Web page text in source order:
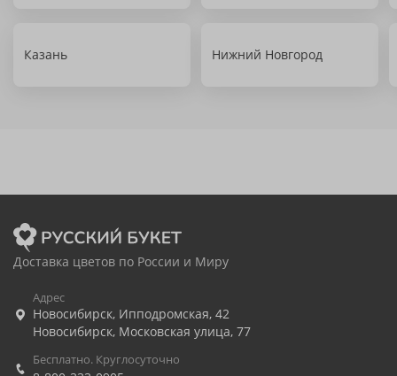
Казань Нижний Новгород
Доставка цветов по России и Миру
Адрес
Новосибирск, Ипподромская, 42
Новосибирск, Московская улица, 77
Бесплатно. Круглосуточно